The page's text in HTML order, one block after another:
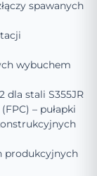
spawanych
wybuchem
dla stali S355JR
– pułapki
produkcyjnych